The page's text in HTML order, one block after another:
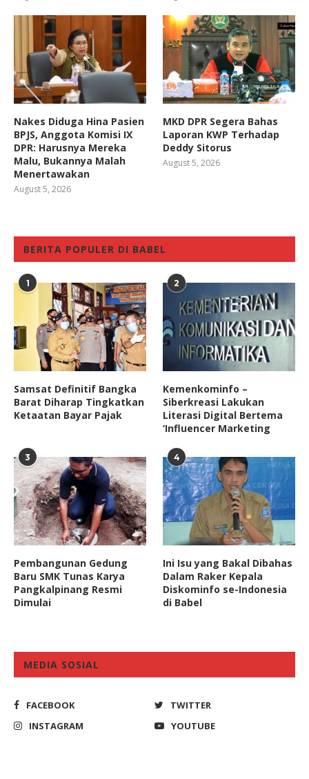
Nakes Diduga Hina Pasien
BPJS, Anggota Komisi IX
DPR: Harusnya Mereka
Malu, Bukannya Malah
Menertawakan
August 5, 2026
MKD DPR Segera Bahas
Laporan KWP Terhadap
Deddy Sitorus
August 5, 2026
BERITA POPULER DI BABEL
1
Samsat Definitif Bangka
Barat Diharap Tingkatkan
Ketaatan Bayar Pajak
2
Kemenkominfo –
Siberkreasi Lakukan
Literasi Digital Bertema
‘Influencer Marketing
3
Pembangunan Gedung
Baru SMK Tunas Karya
Pangkalpinang Resmi
Dimulai
4
Ini Isu yang Bakal Dibahas
Dalam Raker Kepala
Diskominfo se-Indonesia
di Babel
MEDIA SOSIAL
FACEBOOK
TWITTER
INSTAGRAM
YOUTUBE